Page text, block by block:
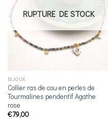
RUPTURE DE STOCK
BIJOUX
Collier ras de cou en perles de
Tourmalines pendentif Agathe
rose
€79,00